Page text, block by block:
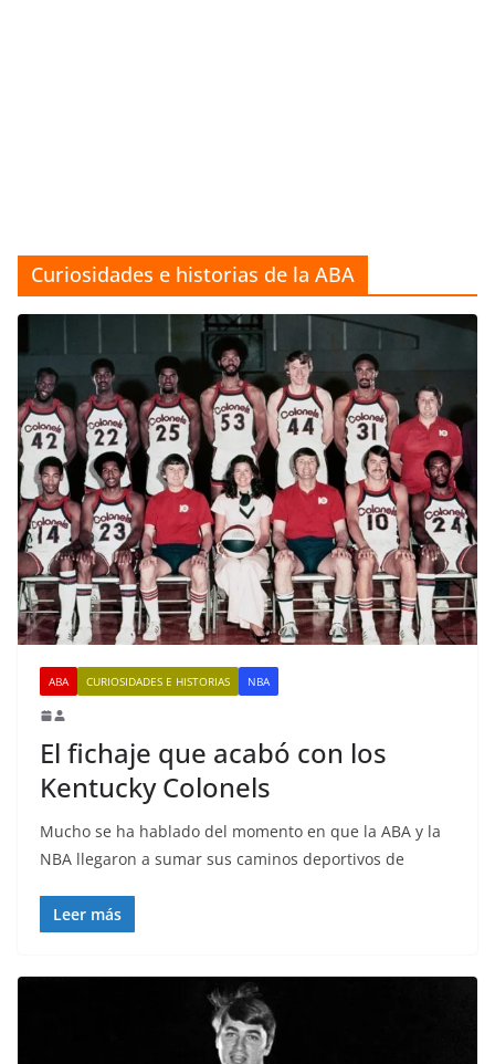
Curiosidades e historias de la ABA
ABA CURIOSIDADES E HISTORIAS NBA
El fichaje que acabó con los
Kentucky Colonels
Mucho se ha hablado del momento en que la ABA y la
NBA llegaron a sumar sus caminos deportivos de
Leer más